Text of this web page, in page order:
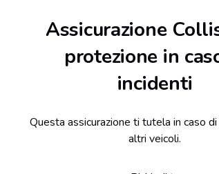
Assicurazione
protezione in
incidenti
Questa assicurazione ti tutela in caso
altri veicoli.